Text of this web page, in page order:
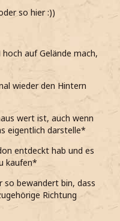
so hier :))
auf Gelände mach,
wieder den Hintern
wert ist, auch wenn
eigentlich darstelle*
entdeckt hab und es
kaufen*
so bewandert bin, dass
Richtung